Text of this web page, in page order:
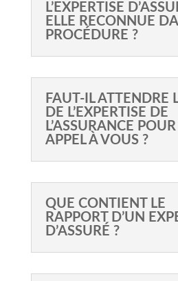
L’EXPERTISE
ELLE RECONNUE
PROCÉDURE ?
FAUT-IL ATTENDRE
DE L’EXPERTISE DE
L’ASSURANCE
APPEL À VOUS ?
QUE CONTIENT LE
RAPPORT D’UN
D’ASSURÉ ?